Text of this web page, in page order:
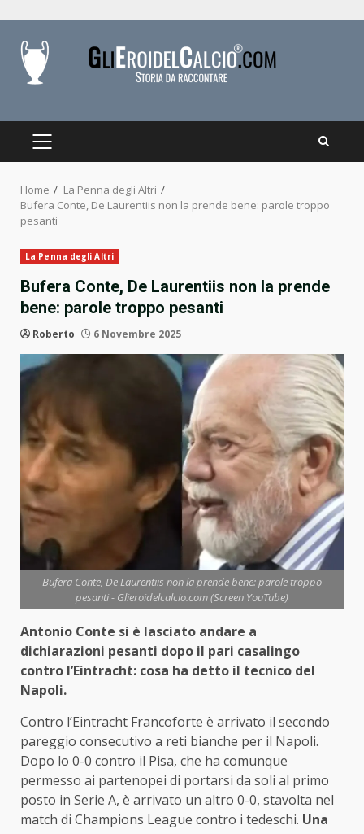
content
PRIMARY
Home
La Penna degli Altri
Bufera Conte, De Laurentiis non la prende bene: parole troppo
pesanti
La Penna degli Altri
Bufera Conte, De Laurentiis non la prende
bene: parole troppo pesanti
Roberto 6 Novembre 2025
Bufera Conte, De Laurentiis non la prende bene: parole troppo
pesanti - Glieroidelcalcio.com (Screen YouTube)
Antonio Conte si è lasciato andare a
dichiarazioni pesanti dopo il pari casalingo
contro l’Eintracht: cosa ha detto il tecnico del
Napoli.
Contro l’Eintracht Francoforte è arrivato il secondo
pareggio consecutivo a reti bianche per il Napoli.
Dopo lo 0-0 contro il Pisa, che ha comunque
permesso ai partenopei di portarsi da soli al primo
posto in Serie A, è arrivato un altro 0-0, stavolta nel
match di Champions League contro i tedeschi. Una